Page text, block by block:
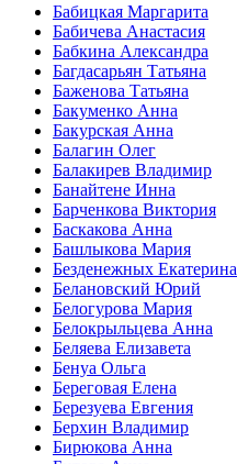
Бабицкая Маргарита
Бабичева Анастасия
Бабкина Александра
Багдасарьян Татьяна
Баженова Татьяна
Бакуменко Анна
Бакурская Анна
Балагин Олег
Балакирев Владимир
Банайтене Инна
Барченкова Виктория
Баскакова Анна
Башлыкова Мария
Безденежных Екатерина
Белановский Юрий
Белогурова Мария
Белокрыльцева Анна
Беляева Елизавета
Бенуа Ольга
Береговая Елена
Березуева Евгения
Берхин Владимир
Бирюкова Анна